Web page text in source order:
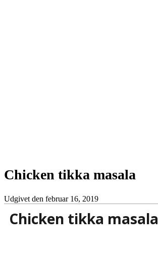
Chicken tikka masala
Udgivet den februar 16, 2019
Chicken tikka masala